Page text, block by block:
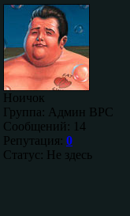
Ноичок
Группа: Админ ВРС
Сообщений: 14
Репутация: 0
Статус: Не здесь